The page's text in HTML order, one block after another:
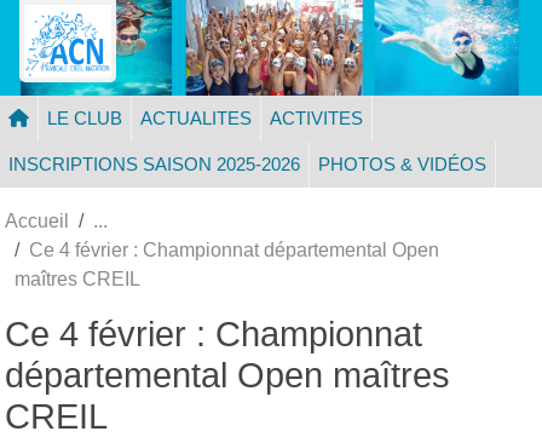
LE CLUB ACTUALITES ACTIVITES
INSCRIPTIONS SAISON 2025-2026 PHOTOS & VIDÉOS
Accueil
Ce 4 février : Championnat départemental Open
maîtres CREIL
Ce 4 février : Championnat
départemental Open maîtres
CREIL
Panneau de gestion des cookies